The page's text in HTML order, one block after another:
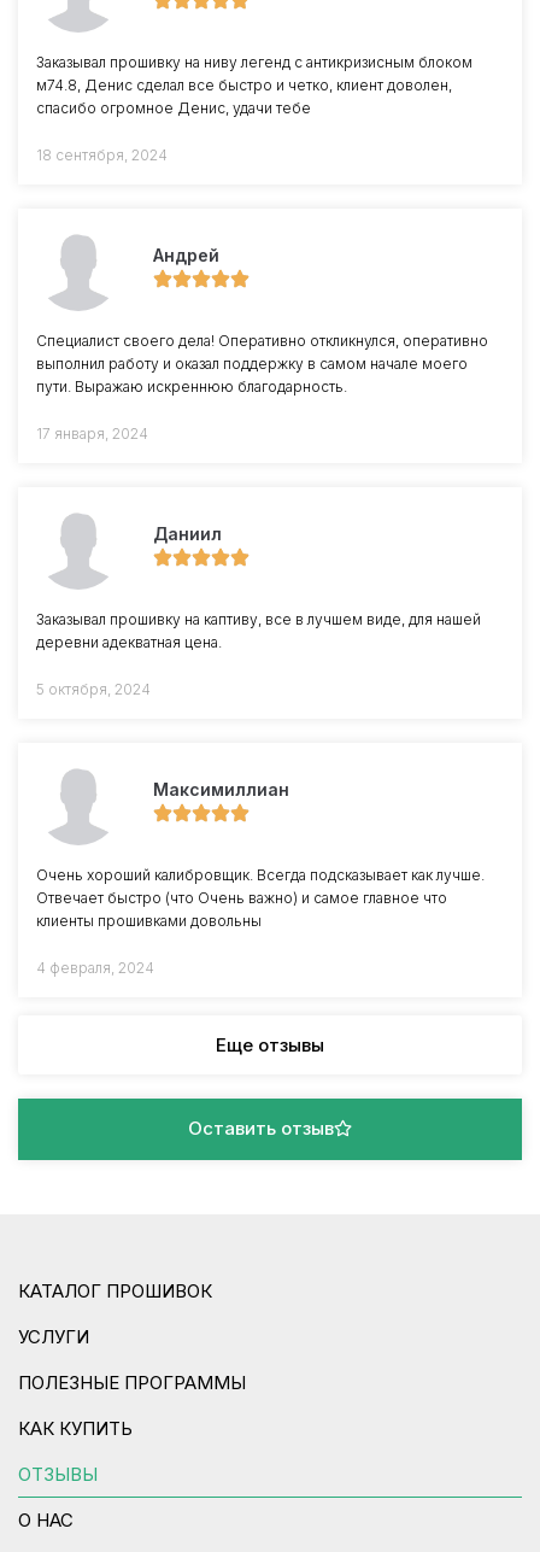
Заказывал прошивку на ниву легенд с антикризисным блоком
м74.8, Денис сделал все быстро и четко, клиент доволен,
спасибо огромное Денис, удачи тебе
18 сентября, 2024
Андрей
Специалист своего дела! Оперативно откликнулся, оперативно
выполнил работу и оказал поддержку в самом начале моего
пути. Выражаю искреннюю благодарность.
17 января, 2024
Даниил
Заказывал прошивку на каптиву, все в лучшем виде, для нашей
деревни адекватная цена.
5 октября, 2024
Максимиллиан
Очень хороший калибровщик. Всегда подсказывает как лучше.
Отвечает быстро (что Очень важно) и самое главное что
клиенты прошивками довольны
4 февраля, 2024
Еще отзывы
Оставить отзыв
КАТАЛОГ ПРОШИВОК
УСЛУГИ
ПОЛЕЗНЫЕ ПРОГРАММЫ
КАК КУПИТЬ
ОТЗЫВЫ
О НАС